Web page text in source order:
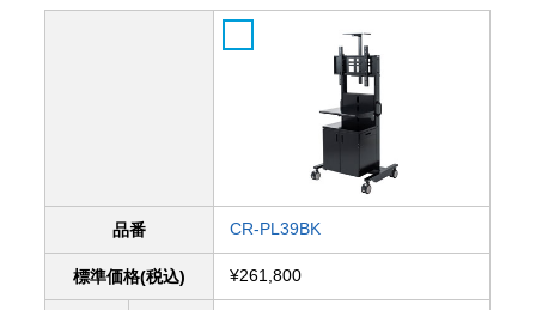
品番 CR-PL39BK
標準価格(税込) ¥261,800